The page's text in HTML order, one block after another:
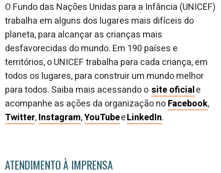
O Fundo das Nações Unidas para a Infância (UNICEF)
trabalha em alguns dos lugares mais difíceis do
planeta, para alcançar as crianças mais
desfavorecidas do mundo. Em 190 países e
territórios, o UNICEF trabalha para cada criança, em
todos os lugares, para construir um mundo melhor
para todos. Saiba mais acessando o site oficiale
acompanhe as ações da organização noFacebook,
Twitter,Instagram,YouTubeeLinkedIn.
ATENDIMENTO À IMPRENSA